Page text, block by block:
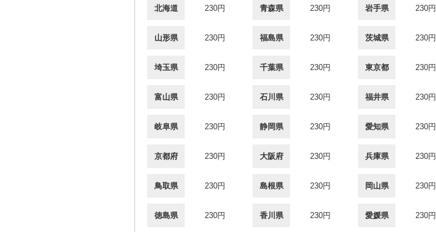
北海道 230円 青森県 230円 岩手県 230円
山形県 230円 福島県 230円 茨城県 230円
埼玉県 230円 千葉県 230円 東京都 230円
富山県 230円 石川県 230円 福井県 230円
岐阜県 230円 静岡県 230円 愛知県 230円
京都府 230円 大阪府 230円 兵庫県 230円
鳥取県 230円 島根県 230円 岡山県 230円
徳島県 230円 香川県 230円 愛媛県 230円